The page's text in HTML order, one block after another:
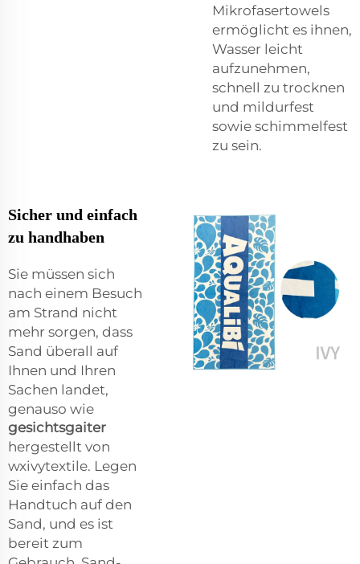
Mikrofasertowels
ermöglicht es ihnen,
Wasser leicht
aufzunehmen,
schnell zu trocknen
und mildurfest
sowie schimmelfest
zu sein.
Sicher und einfach
zu handhaben
Sie müssen sich
nach einem Besuch
am Strand nicht
mehr sorgen, dass
Sand überall auf
Ihnen und Ihren
Sachen landet,
genauso wie
gesichtsgaiter
hergestellt von
wxivytextile. Legen
Sie einfach das
Handtuch auf den
Sand, und es ist
bereit zum